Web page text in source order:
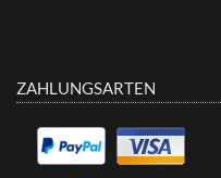
ZAHLUNGSARTEN